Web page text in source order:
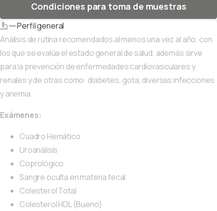
Condiciones para toma de muestras
Perfil general
Análisis de rutina recomendados al menos una vez al año, con
los que se evalúa el estado general de salud, además sirve
para la prevención de enfermedades cardiovasculares y
renales y de otras como: diabetes, gota, diversas infecciones
y anemia.
Exámenes:
Cuadro Hemático
Uroanálisis
Coprológico
Sangre oculta en materia fecal
Colesterol Total
Colesterol HDL (Bueno)